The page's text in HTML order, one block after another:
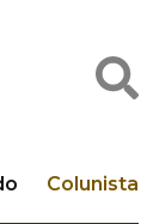
Colunista